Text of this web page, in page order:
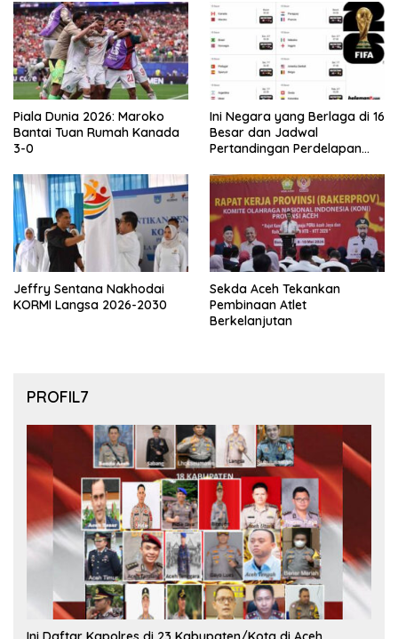
Piala Dunia 2026: Maroko
Bantai Tuan Rumah Kanada
3-0
Ini Negara yang Berlaga di 16
Besar dan Jadwal
Pertandingan Perdelapan
Jeffry Sentana Nakhodai
KORMI Langsa 2026-2030
Sekda Aceh Tekankan
Pembinaan Atlet
Berkelanjutan
PROFIL7